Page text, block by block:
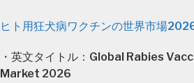
ヒト用狂犬病ワクチンの世界市場
・英文タイトル：Global Rabies
Market 2026